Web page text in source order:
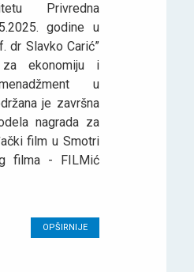
Privredna
godine u
dr Slavko Carić”
ekonomiju i
u
je završna
nagrada za
film u Smotri
filma - FILMić
OPŠIRNIJE